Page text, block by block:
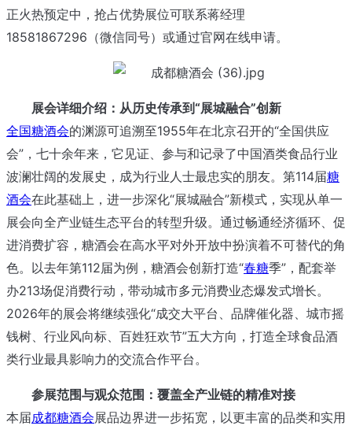
正火热预定中，抢占优势展位可联系蒋经理
18581867296（微信同号）或通过官网在线申请。
展会详细介绍：从历史传承到“展城融合”创新
全国糖酒会的渊源可追溯至1955年在北京召开的“全国供应
会”，七十余年来，它见证、参与和记录了中国酒类食品行业
波澜壮阔的发展史，成为行业人士最忠实的朋友。第114届糖
酒会在此基础上，进一步深化“展城融合”新模式，实现从单一
展会向全产业链生态平台的转型升级。通过畅通经济循环、促
进消费扩容，糖酒会在高水平对外开放中扮演着不可替代的角
色。以去年第112届为例，糖酒会创新打造“春糖季”，配套举
办213场促消费行动，带动城市多元消费业态爆发式增长。
2026年的展会将继续强化“成交大平台、品牌催化器、城市摇
钱树、行业风向标、百姓狂欢节”五大方向，打造全球食品酒
类行业最具影响力的交流合作平台。
参展范围与观众范围：覆盖全产业链的精准对接
本届成都糖酒会展品边界进一步拓宽，以更丰富的品类和实用